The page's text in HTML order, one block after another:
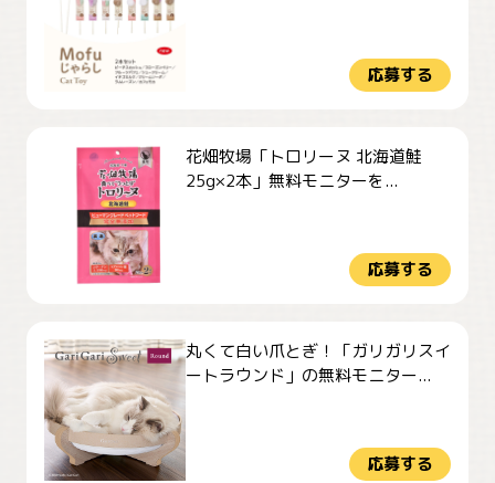
応募する
花畑牧場「トロリーヌ 北海道鮭
25g×2本」無料モニターを...
応募する
丸くて白い爪とぎ！「ガリガリスイ
ートラウンド」の無料モニター...
応募する